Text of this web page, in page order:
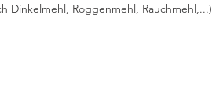
Dinkelmehl, Roggenmehl, Rauchmehl,...)